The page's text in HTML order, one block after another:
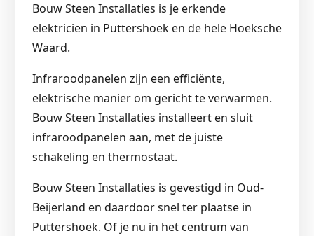
Bouw Steen Installaties is je erkende
elektricien in Puttershoek en de hele Hoeksche
Waard.
Infraroodpanelen zijn een efficiënte,
elektrische manier om gericht te verwarmen.
Bouw Steen Installaties installeert en sluit
infraroodpanelen aan, met de juiste
schakeling en thermostaat.
Bouw Steen Installaties is gevestigd in Oud-
Beijerland en daardoor snel ter plaatse in
Puttershoek. Of je nu in het centrum van